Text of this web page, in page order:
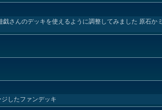
さんのデッキを使えるように調整してみました 原石かミ
したファンデッキ